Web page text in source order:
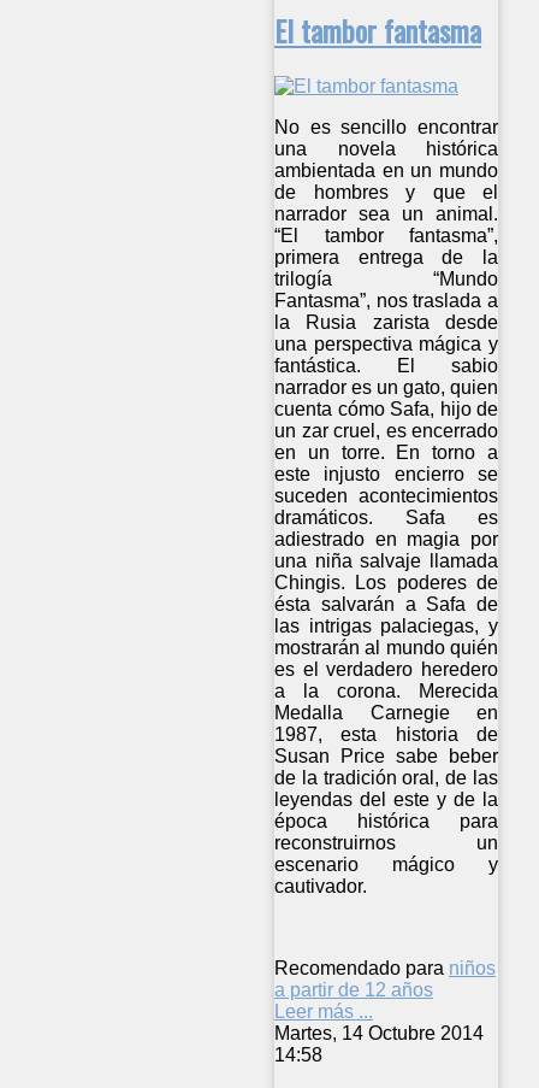
El tambor fantasma
No es sencillo encontrar
una novela histórica
ambientada en un mundo
de hombres y que el
narrador sea un animal.
“El tambor fantasma”,
primera entrega de la
trilogía “Mundo
Fantasma”, nos traslada a
la Rusia zarista desde
una perspectiva mágica y
fantástica. El sabio
narrador es un gato, quien
cuenta cómo Safa, hijo de
un zar cruel, es encerrado
en un torre. En torno a
este injusto encierro se
suceden acontecimientos
dramáticos. Safa es
adiestrado en magia por
una niña salvaje llamada
Chingis. Los poderes de
ésta salvarán a Safa de
las intrigas palaciegas, y
mostrarán al mundo quién
es el verdadero heredero
a la corona. Merecida
Medalla Carnegie en
1987, esta historia de
Susan Price sabe beber
de la tradición oral, de las
leyendas del este y de la
época histórica para
reconstruirnos un
escenario mágico y
cautivador.
Recomendado para niños
a partir de 12 años
Leer más ...
Martes, 14 Octubre 2014
14:58